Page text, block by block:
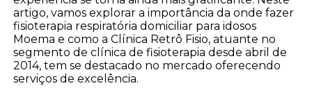
artigo, vamos explorar a importância da onde fazer
fisioterapia respiratória domiciliar para idosos
Moema e como a Clínica Retrô Fisio, atuante no
segmento de clínica de fisioterapia desde abril de
2014, tem se destacado no mercado oferecendo
serviços de excelência.